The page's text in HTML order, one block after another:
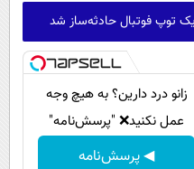
توپ فوتبال حادثه‌ساز شد
زانو درد دارین؟ به هیچ وجه
عمل نکنید❌ "پرسش‌نامه"
◀ پرسش‌نامه